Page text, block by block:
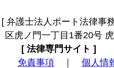
[ 弁護士法人ポート法律
区虎ノ門一丁目1番20号
[ 法律専門サイト ]
免責事項
個人情